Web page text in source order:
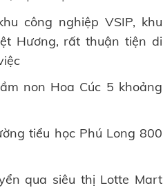
công nghiệp VSIP, khu
Hương, rất thuận tiện di
non Hoa Cúc 5 khoảng
tiểu học Phú Long 800
qua siêu thị Lotte Mart